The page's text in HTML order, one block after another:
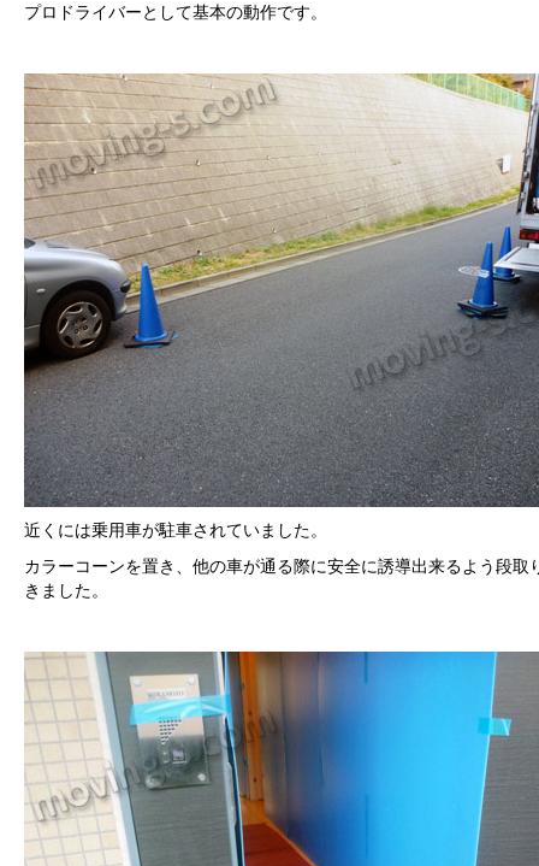
プロドライバーとして基本の動作です。
近くには乗用車が駐車されていました。
カラーコーンを置き、他の車が通る際に安全に誘導出来るよう段取
きました。